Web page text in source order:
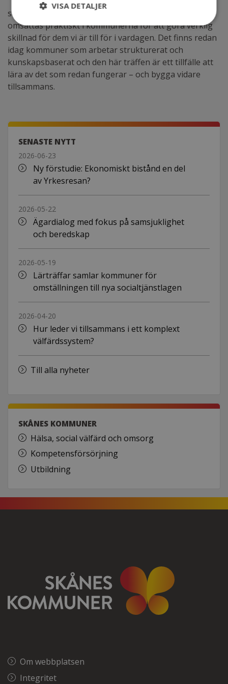
strategin sätter en tydlig riktning men behöver
omsättas praktiskt i kommunerna för att göra verklig
skillnad för dem vi är till för i vardagen. Det finns redan
idag kommuner som arbetar strukturerat och
kunskapsbaserat och den här träffen är ett tillfälle att
lära av det som redan fungerar – och bygga vidare
tillsammans.
SENASTE NYTT
2026-06-23
Ny förstudie: Ekonomiskt bistånd en del
av Yrkesresan?
2026-05-22
Ägardialog med fokus på samsjuklighet
och beredskap
2026-05-19
Lärträffar samlar kommuner för
omställningen till nya socialtjänstlagen
2026-04-20
Hur leder vi tillsammans i ett komplext
välfärdssystem?
Till alla nyheter
SKÅNES KOMMUNER
Hälsa, social välfärd och omsorg
Kompetensförsörjning
Utbildning
Om webbplatsen
Integritet
VISA DETALJER